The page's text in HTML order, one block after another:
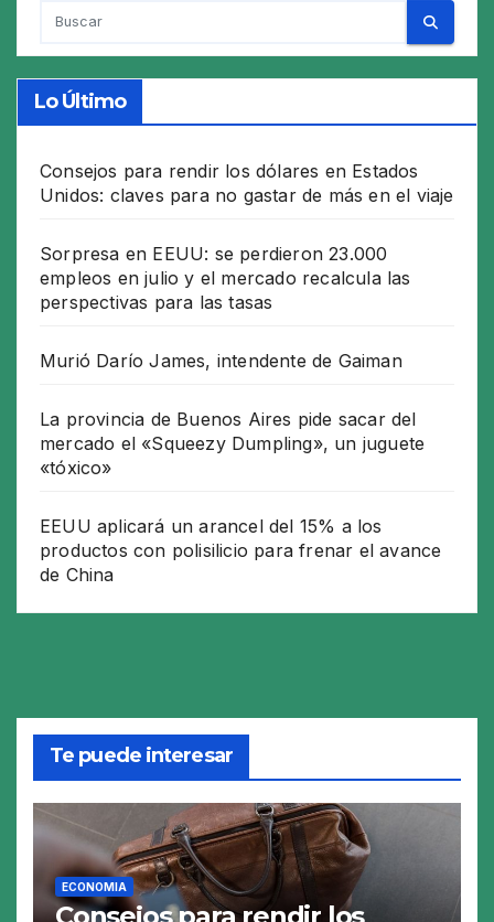
Lo Último
Consejos para rendir los dólares en Estados
Unidos: claves para no gastar de más en el viaje
Sorpresa en EEUU: se perdieron 23.000
empleos en julio y el mercado recalcula las
perspectivas para las tasas
Murió Darío James, intendente de Gaiman
La provincia de Buenos Aires pide sacar del
mercado el «Squeezy Dumpling», un juguete
«tóxico»
EEUU aplicará un arancel del 15% a los
productos con polisilicio para frenar el avance
de China
Te puede interesar
ECONOMIA